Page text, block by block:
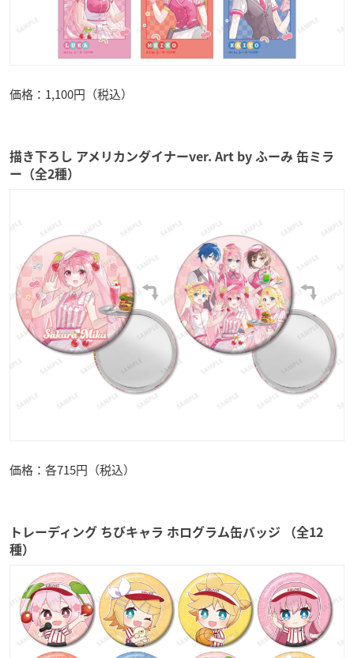
価格：1,100円（税込）
描き下ろし アメリカンダイナーver. Art by ふーみ 缶ミラ
ー（全2種）
価格：各715円（税込）
トレーディング ちびキャラ ホログラム缶バッジ （全12
種）